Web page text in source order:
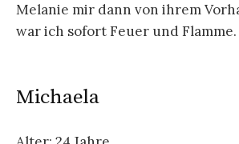
Melanie mir dann von ihrem
war ich sofort Feuer und Flamme.
Michaela